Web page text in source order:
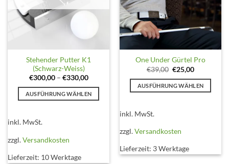
Stehender Putter K1
(Schwarz-Weiss)
€300,00– €330,00
AUSFÜHRUNG WÄHLEN
mehrere
auf.
inkl. MwSt.
zzgl.Versandkosten
Lieferzeit: 10 Werktage
One Under Gürtel Pro
€39,00 Ursprünglicher
Preis
war:
€39,00
€25,00Aktueller
ist:
€25,00.
AUSFÜHRUNG WÄHLEN
mehrere
auf.
inkl. MwSt.
zzgl.Versandkosten
Lieferzeit: 3 Werktage